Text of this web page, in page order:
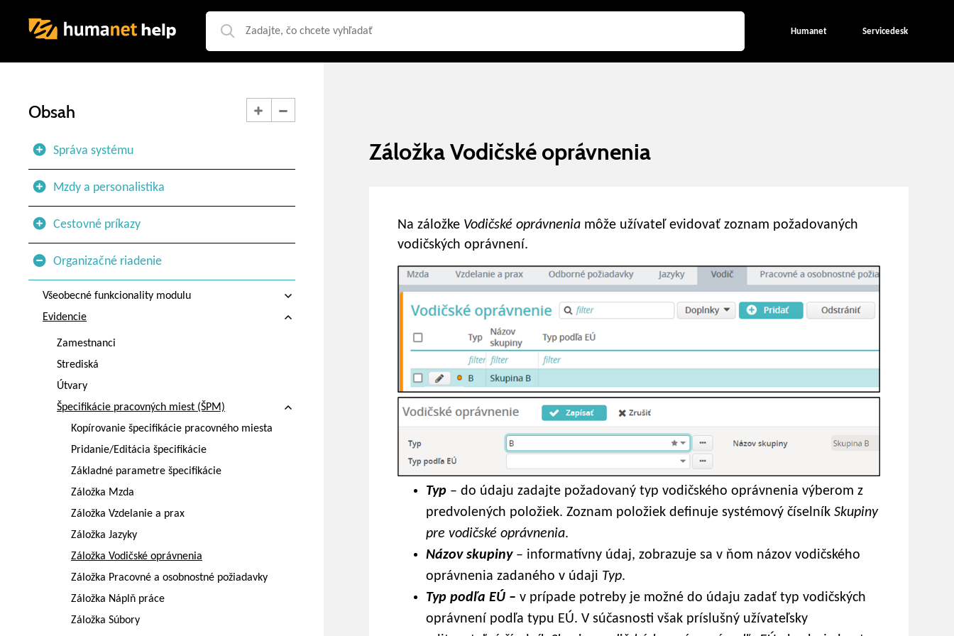
Humanet Servicedesk
Obsah
Správa systému
Mzdy a personalistika
Cestovné príkazy
Organizačné riadenie
Všeobecné funkcionality modulu
Evidencie
Zamestnanci
Strediská
Útvary
Špecifikácie pracovných miest (ŠPM)
Kopírovanie špecifikácie pracovného miesta
Pridanie/Editácia špecifikácie
Základné parametre špecifikácie
Záložka Mzda
Záložka Vzdelanie a prax
Záložka Jazyky
Záložka Vodičské oprávnenia
Záložka Pracovné a osobnostné požiadavky
Záložka Náplň práce
Záložka Súbory
Záložka Vodičské oprávnenia
Na záložke Vodičské oprávnenia môže užívateľ evidovať zoznam požadovaných
vodičských oprávnení.
Typ – do údaju zadajte požadovaný typ vodičského oprávnenia výberom z
predvolených položiek. Zoznam položiek definuje systémový číselník Skupiny
pre vodičské oprávnenia.
Názov skupiny – informatívny údaj, zobrazuje sa v ňom názov vodičského
oprávnenia zadaného v údaji Typ.
Typ podľa EÚ – v prípade potreby je možné do údaju zadať typ vodičských
oprávnení podľa typu EÚ. V súčasnosti však príslušný užívateľsky